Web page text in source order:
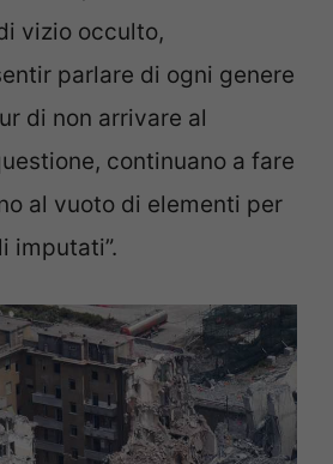
vizio occulto,
parlare di ogni genere
di non arrivare al
continuano a fare
al vuoto di elementi per
imputati”.